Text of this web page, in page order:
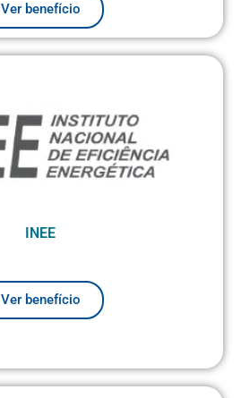
Ver benefício
INEE
Ver benefício